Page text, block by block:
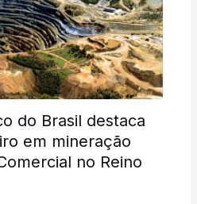
do Brasil destaca
em mineração
no Reino